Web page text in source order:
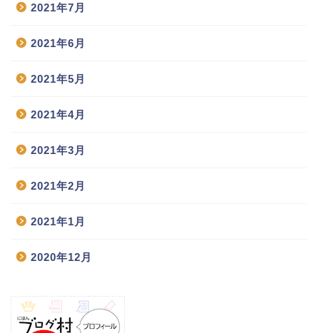
2021年7月
2021年6月
2021年5月
2021年4月
2021年3月
2021年2月
2021年1月
2020年12月